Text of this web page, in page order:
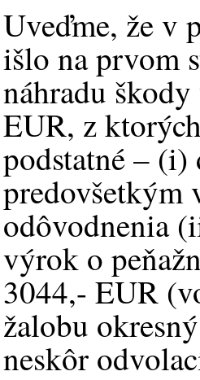
Uveďme, že v
išlo na prvom
náhradu
EUR, z
podstatné – (i)
predovšetkým
odôvodnenia
výrok o
3044,- EUR
žalobu
neskôr